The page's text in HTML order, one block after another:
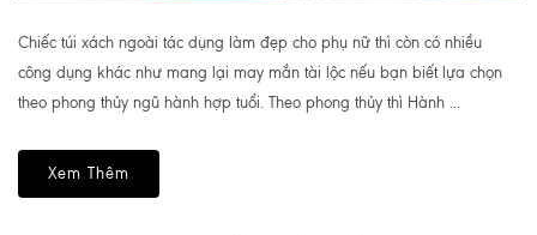
Chiếc túi xách ngoài tác dụng làm đẹp cho phụ nữ thì còn có nhiều
công dụng khác như mang lại may mắn tài lộc nếu bạn biết lựa chọn
theo phong thủy ngũ hành hợp tuổi. Theo phong thủy thì Hành ...
Xem Thêm